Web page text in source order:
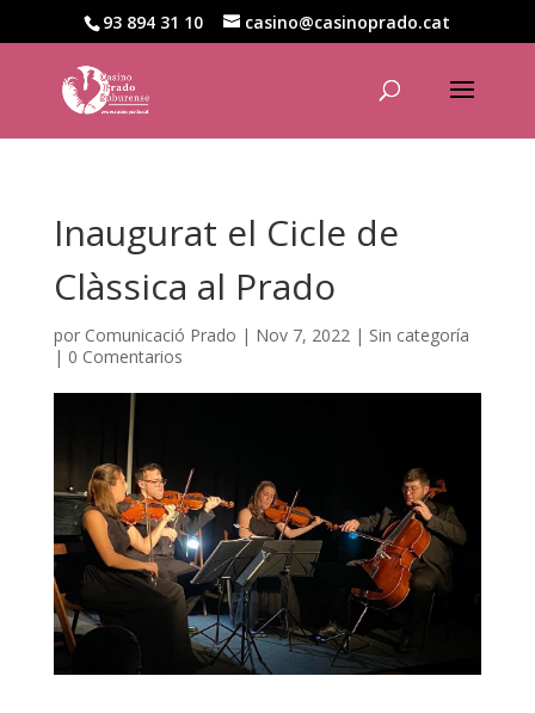
93 894 31 10 casino@casinoprado.cat
Inaugurat el Cicle de
Clàssica al Prado
por Comunicació Prado | Nov 7, 2022| Sin categoría
| 0 Comentarios